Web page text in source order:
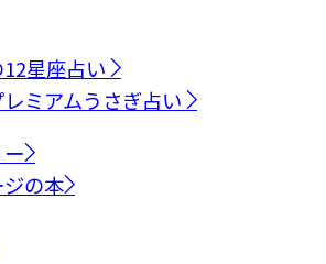
星座占い
ミアムうさぎ占い
の本